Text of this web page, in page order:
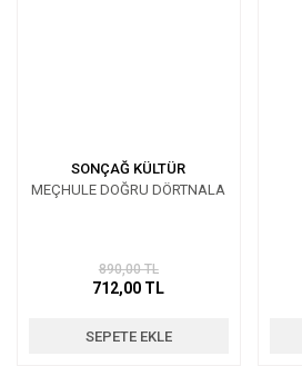
SONÇAĞ KÜLTÜR
MEÇHULE DOĞRU DÖRTNALA
890,00 TL
712,00 TL
SEPETE EKLE